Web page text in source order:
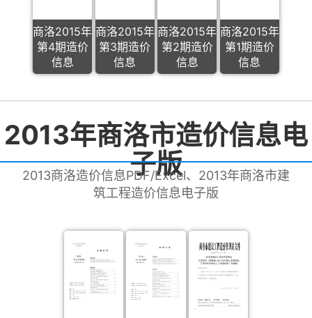
商洛2015年
第4期造价
信息
商洛2015年
第3期造价
信息
商洛2015年
第2期造价
信息
商洛2015年
第1期造价
信息
2013年商洛市造价信息电
子版
2013商洛造价信息PDF/Excel、2013年商洛市建
筑工程造价信息电子版